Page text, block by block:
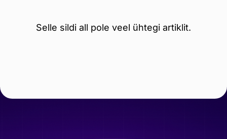
Selle sildi all pole veel ühtegi artiklit.